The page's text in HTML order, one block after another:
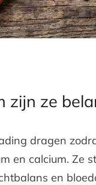
ze
dragen
en calcium. Ze
en